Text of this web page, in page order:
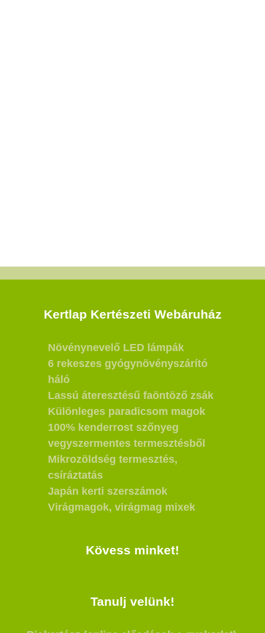
Kertlap Kertészeti Webáruház
Növénynevelő LED lámpák
6 rekeszes gyógynövényszárító
háló
Lassú áteresztésű faöntöző zsák
Különleges paradicsom magok
100% kenderrost szőnyeg
vegyszermentes termesztésből
Mikrozöldség termesztés,
csíráztatás
Japán kerti szerszámok
Virágmagok, virágmag mixek
Kövess minket!
Tanulj velünk!